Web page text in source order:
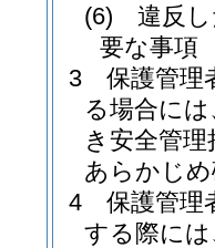
(6)
違反
要な事項
3
保護管理
る場合に
き安全管
あらかじ
4
保護管理
する際に